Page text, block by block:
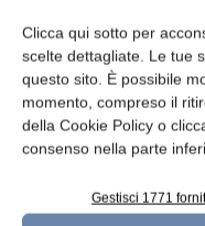
Clicca qui sotto per
scelte dettagliate. Le tue
questo sito. È possibile
momento, compreso il
della Cookie Policy o
consenso nella parte
Gestisci 1771
Articolo precedente
Responsabilità sociale
organizzazioni: le linee
UNI-Fondazione Sodalitas
diventano internazionali